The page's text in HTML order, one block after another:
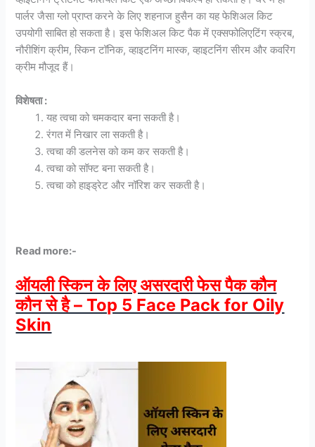
पार्लर जैसा ग्लो प्राप्त करने के लिए शहनाज हुसैन का यह फेशिअल किट
उपयोगी साबित हो सकता है। इस फेशिअल किट पैक में एक्सफोलिएटिंग स्क्रब,
नौरीशिंग क्रीम, स्किन टॉनिक, व्हाइटनिंग मास्क, व्हाइटनिंग सीरम और कवरिंग
क्रीम मौजूद हैं।
विशेषता :
यह त्वचा को चमकदार बना सकती है।
रंगत में निखार ला सकती है।
त्वचा की डलनेस को कम कर सकती है।
त्वचा को सॉफ्ट बना सकती है।
त्वचा को हाइड्रेट और नॉरिश कर सकती है।
Read more:-
ऑयली स्किन के लिए असरदारी फेस पैक कौन
कौन से है – Top 5 Face Pack for Oily
Skin